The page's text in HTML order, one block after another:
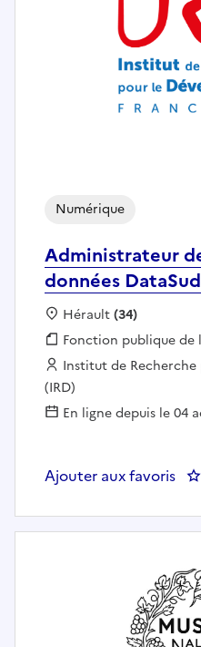
Administrateur
données
Numérique
Localisation :
Hérault(34)
Fonction publique :
Fonction publique de
Employeur :
Institut de
(IRD)
En ligne depuis le 04
Ajouter aux favoris